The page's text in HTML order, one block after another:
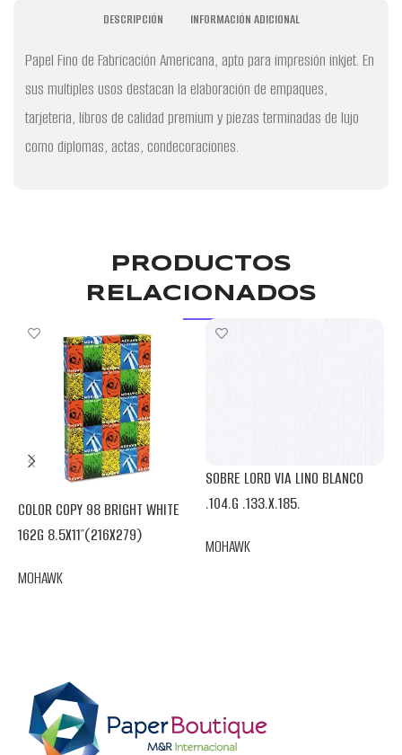
DESCRIPCIÓN INFORMACIÓN ADICIONAL
Papel Fino de Fabricación Americana, apto para impresión inkjet. En
sus multiples usos destacan la elaboración de empaques,
tarjeteria, libros de calidad premium y piezas terminadas de lujo
como diplomas, actas, condecoraciones.
PRODUCTOS
RELACIONADOS
COLOR COPY 98 BRIGHT WHITE
162G 8.5X11″(216X279)
MOHAWK
SOBRE LORD VIA LINO BLANCO
.104.G .133.X.185.
MOHAWK